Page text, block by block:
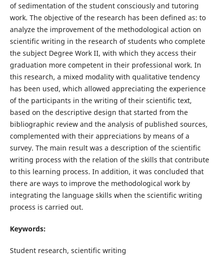
of sedimentation of the student consciously and tutoring
work. The objective of the research has been defined as: to
analyze the improvement of the methodological action on
scientific writing in the research of students who complete
the subject Degree Work II, with which they access their
graduation more competent in their professional work. In
this research, a mixed modality with qualitative tendency
has been used, which allowed appreciating the experience
of the participants in the writing of their scientific text,
based on the descriptive design that started from the
bibliographic review and the analysis of published sources,
complemented with their appreciations by means of a
survey. The main result was a description of the scientific
writing process with the relation of the skills that contribute
to this learning process. In addition, it was concluded that
there are ways to improve the methodological work by
integrating the language skills when the scientific writing
process is carried out.
Keywords:
Student research, scientific writing